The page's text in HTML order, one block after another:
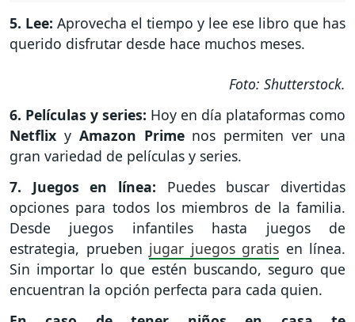
5. Lee: Aprovecha el tiempo y lee ese libro que has
querido disfrutar desde hace muchos meses.
Foto: Shutterstock.
6. Películas y series: Hoy en día plataformas como
Netflix y Amazon Prime nos permiten ver una
gran variedad de películas y series.
7. Juegos en línea: Puedes buscar divertidas
opciones para todos los miembros de la familia.
Desde juegos infantiles hasta juegos de
estrategia, prueben jugar juegos gratis en línea.
Sin importar lo que estén buscando, seguro que
encuentran la opción perfecta para cada quien.